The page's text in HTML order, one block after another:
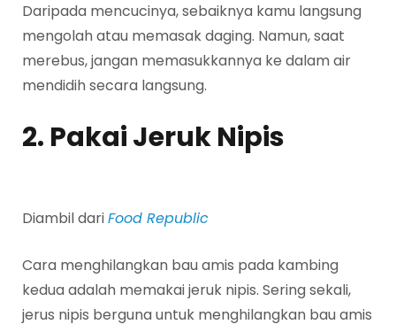
Daripada mencucinya, sebaiknya kamu langsung
mengolah atau memasak daging. Namun, saat
merebus, jangan memasukkannya ke dalam air
mendidih secara langsung.
2. Pakai Jeruk Nipis
Diambil dariFood Republic
Cara menghilangkan bau amis pada kambing
kedua adalah memakai jeruk nipis. Sering sekali,
jerus nipis berguna untuk menghilangkan bau amis